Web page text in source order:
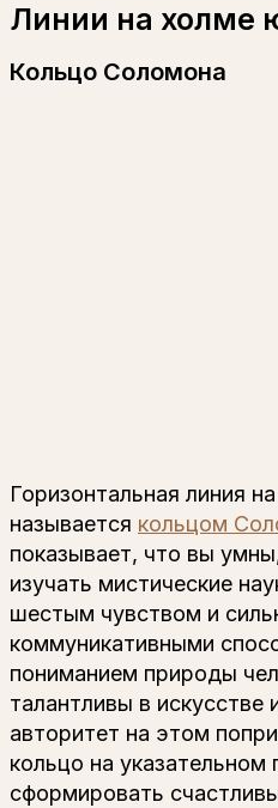
Линии на холме
Кольцо Соломона
Горизонтальная линия
называется кольцом
показывает, что вы
изучать мистические
шестым чувством и
коммуникативными
пониманием природы
талантливы в
авторитет на этом
кольцо на указательном
сформировать